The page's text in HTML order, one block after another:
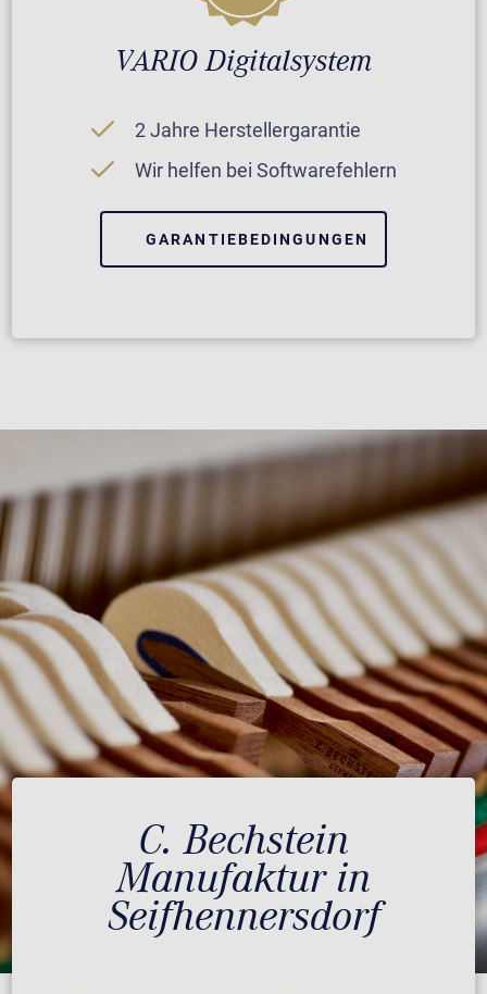
VARIO Digitalsystem
2 Jahre Herstellergarantie
Wir helfen bei Softwarefehlern
GARANTIEBEDINGUNGEN
C. Bechstein
Manufaktur in
Seifhennersdorf